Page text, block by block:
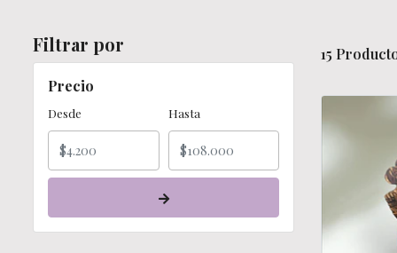
Filtrar por
Precio
Desde Hasta
15